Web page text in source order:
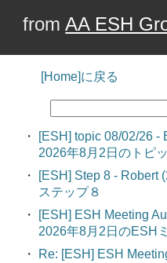
fromAA ESH
[Home]に戻る
・
[ESH] topic 08/02/26 -
2026年8月2日のトピ
・
[ESH] Step 8 - Robert
ステップ８
・
[ESH] ESH Meeting
2026年8月2日のESH
・
Re: [ESH] ESH